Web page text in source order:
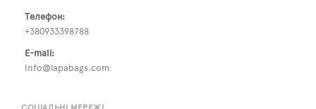
Телефон:
+380933398788
E-mail:
info@lapabags.com